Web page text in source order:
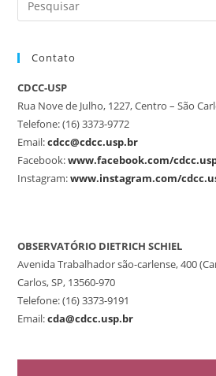
Contato
CDCC-USP
Rua Nove de Julho, 1227, Centro – São
Telefone: (16) 3373-9772
Email:cdcc@cdcc.usp.br
Facebook:www.facebook.com/
Instagram:www.instagram.com/
OBSERVATÓRIO DIETRICH SCHIEL
Avenida Trabalhador são-carlense, 400
Carlos, SP, 13560-970
Telefone: (16) 3373-9191
Email:cda@cdcc.usp.br